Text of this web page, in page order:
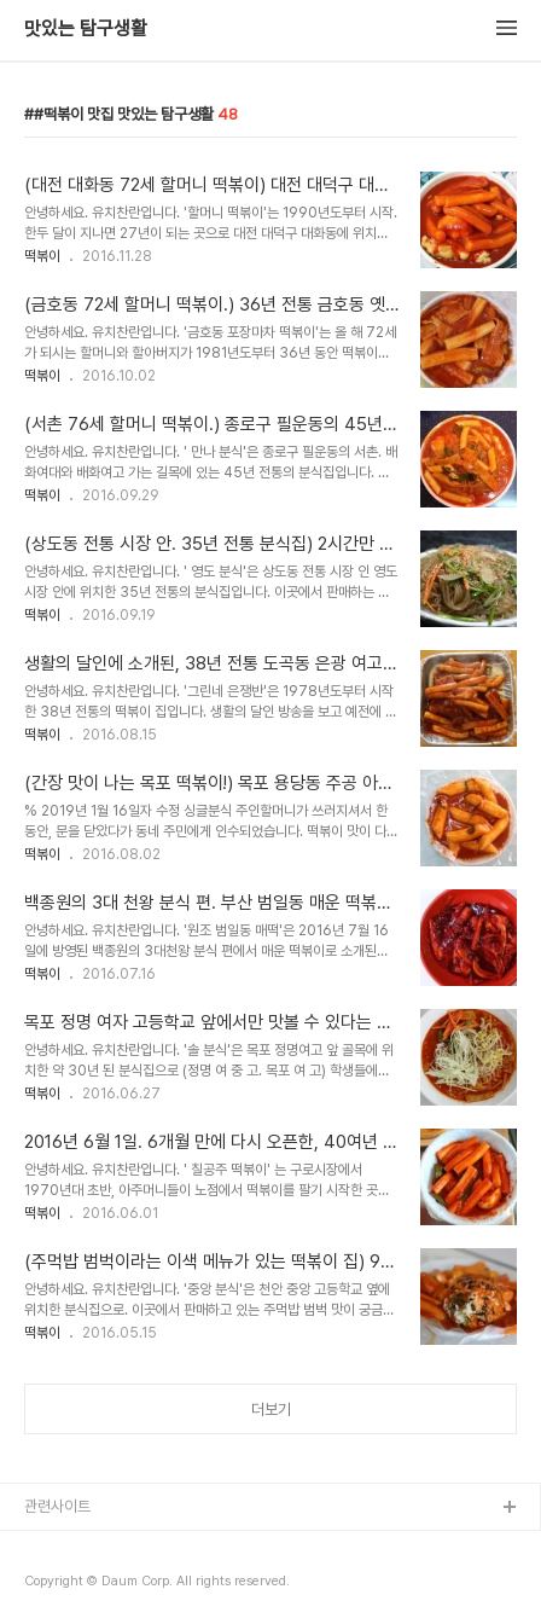
맛있는 탐구생활
#떡볶이 맛집 맛있는 탐구생활 48
(대전 대화동 72세 할머니 떡볶이) 대전 대덕구 대화
동 27년 전통의 간판 없는 떡볶이 집을 가봤더니 - 할
머니 떡볶이
안녕하세요. 유치찬란입니다. '할머니 떡볶이'는 1990년도부터 시작.
한두 달이 지나면 27년이 되는 곳으로 대전 대덕구 대화동에 위치한
곳입니다. 그 곳 떡볶이 맛이 궁금해 다녀왔습니다. 2016년 11월 25
오른 후. 다시 ..
떡볶이 2016.11.28
(금호동 72세 할머니 떡볶이.) 36년 전통 금호동 옛
날 떡볶이를 먹어봤더니 -금호동 포장마차 떡볶이
안녕하세요. 유치찬란입니다. '금호동 포장마차 떡볶이'는 올 해 72세
가 되시는 할머니와 할아버지가 1981년도부터 36년 동안 떡볶이와
튀김을 만들어 온 곳입니다. 2~3년 전에 방문했었던 곳인데요. 문뜩
지하철 3호선 금호 ..
떡볶이 2016.10.02
(서촌 76세 할머니 떡볶이.) 종로구 필운동의 45년
전통 분식집을 가봤더니 -만나분식
안녕하세요. 유치찬란입니다. ' 만나 분식'은 종로구 필운동의 서촌. 배
화여대와 배화여고 가는 길목에 있는 45년 전통의 분식집입니다. 그
곳의 떡 튀김과 못난이 생각이 나서 오랜만에 찾아가봤습니다. 2016
앞 스테인리스 ..
떡볶이 2016.09.29
(상도동 전통 시장 안. 35년 전통 분식집) 2시간만 판
매하는 잡채를 먹어봤더니 -영도분식
안녕하세요. 유치찬란입니다. ' 영도 분식'은 상도동 전통 시장 인 영도
시장 안에 위치한 35년 전통의 분식집입니다. 이곳에서 판매하는 여
러 메뉴 중 낮 1시까지만 판매한다고 하는 메뉴가 있다고 해서 다녀왔
는 가게의 오..
떡볶이 2016.09.19
생활의 달인에 소개된, 38년 전통 도곡동 은광 여고
앞 떡볶이를 먹어봤더니 - 그린네 은쟁반
안녕하세요. 유치찬란입니다. '그린네 은쟁반'은 1978년도부터 시작
한 38년 전통의 떡볶이 집입니다. 생활의 달인 방송을 보고 예전에 방
문했었던, 옛 기억이 떠올라 오랜만에 찾아가봤습니다. 2016년 8월
~2007년 당시 조그마한 샛..
떡볶이 2016.08.15
(간장 맛이 나는 목포 떡볶이!) 목포 용당동 주공 아파
트 앞 34년 전통의 떡볶이를 먹어봤더니 -싱글분식
% 2019년 1월 16일자 수정 싱글분식 주인할머니가 쓰러지셔서 한
동안, 문을 닫았다가 동네 주민에게 인수되었습니다. 떡볶이 맛이 다르
고. 전수받은 것이 아니기에. 이 글의 일부 내용은 의미가 없어졌음을
주인할머니..
떡볶이 2016.08.02
백종원의 3대 천왕 분식 편. 부산 범일동 매운 떡볶이
를 먹어봤더니 -원조 범일동 매떡
안녕하세요. 유치찬란입니다. '원조 범일동 매떡'은 2016년 7월 16
일에 방영된 백종원의 3대천왕 분식 편에서 매운 떡볶이로 소개된
40년 전통의(포장마차 포함) 분식집입니다. 저는 이미 2010년과
보를 알려주기 위해 방송 ..
떡볶이 2016.07.16
목포 정명 여자 고등학교 앞에서만 맛볼 수 있다는 쫄
라면과 돈가스를 먹어봤더니 -솔 분식
안녕하세요. 유치찬란입니다. '솔 분식'은 목포 정명여고 앞 골목에 위
치한 약 30년 된 분식집으로 (정명 여 중 고. 목포 여 고) 학생들에게
큰 사랑을 받아온 곳입니다. 이곳 솔 분식은 몇 년 전인 2013년 SBS
의를 거절했..
떡볶이 2016.06.27
2016년 6월 1일. 6개월 만에 다시 오픈한, 40여년 전
통의 구로시장 칠공주 할머니 떡볶이 집을 가봤더니 -
칠공주 떡볶이
안녕하세요. 유치찬란입니다. ' 칠공주 떡볶이' 는 구로시장에서
1970년대 초반, 아주머니들이 노점에서 떡볶이를 팔기 시작한 곳으
로. 40여년 세월의 흐름에 아주머니들은 할머니가 되었고. 노점에서
공주 떡볶이로 ..
떡볶이 2016.06.01
(주먹밥 범벅이라는 이색 메뉴가 있는 떡볶이 집) 9년
전통의 천안 중앙고등학교 앞 분식집을 가봤더니 -중
앙 분식
안녕하세요. 유치찬란입니다. '중앙 분식'은 천안 중앙 고등학교 옆에
위치한 분식집으로. 이곳에서 판매하고 있는 주먹밥 범벅 맛이 궁금해
찾아가봤습니다. 2016년 5월 6일 방문하다. 세월의 흔적이 느껴졌
떡볶이 2016.05.15
더보기
Copyright © Daum Corp. All rights reserved.
관련사이트